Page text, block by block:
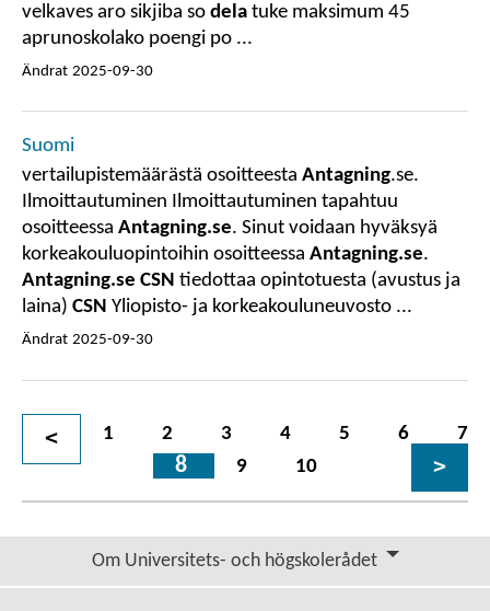
velkaves aro sikjiba so dela tuke maksimum 45
aprunoskolako poengi po ...
Ändrat 2025-09-30
Suomi
vertailupistemäärästä osoitteesta Antagning.se.
Ilmoittautuminen Ilmoittautuminen tapahtuu
osoitteessa Antagning.se. Sinut voidaan hyväksyä
korkeakouluopintoihin osoitteessa Antagning.se.
Antagning.se CSN tiedottaa opintotuesta (avustus ja
laina) CSN Yliopisto- ja korkeakouluneuvosto ...
Ändrat 2025-09-30
< 1 2 3 4 5 6 7
8 9 10 >
Om Universitets- och högskolerådet